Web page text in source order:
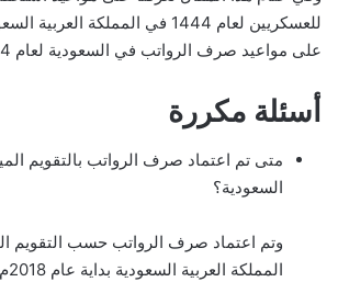
للعسكريين لعام 1444 في المملكة
على مواعيد صرف الرواتب في السعودية لعام 1444 .
أسئلة مكررة
متى تم اعتماد صرف الرواتب بالتقويم
السعودية؟
وتم اعتماد صرف الرواتب حسب التقويم
المملكة العربية السعودية بداية عام 2018م.